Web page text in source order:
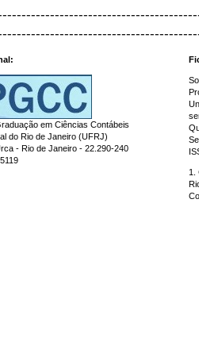
em Ciências Contábeis
do Rio de Janeiro (UFRJ)
- Rio de Janeiro - 22.290-240
1.